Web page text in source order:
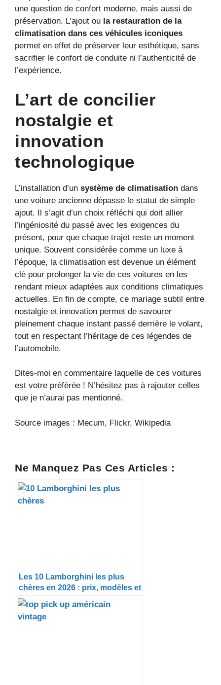
une question de confort moderne, mais aussi de
préservation. L’ajout ou la restauration de la
climatisation dans ces véhicules iconiques
permet en effet de préserver leur esthétique, sans
sacrifier le confort de conduite ni l’authenticité de
l’expérience.
L’art de concilier
nostalgie et
innovation
technologique
L’installation d’un système de climatisation dans
une voiture ancienne dépasse le statut de simple
ajout. Il s’agit d’un choix réfléchi qui doit allier
l’ingéniosité du passé avec les exigences du
présent, pour que chaque trajet reste un moment
unique. Souvent considérée comme un luxe à
l’époque, la climatisation est devenue un élément
clé pour prolonger la vie de ces voitures en les
rendant mieux adaptées aux conditions climatiques
actuelles. En fin de compte, ce mariage subtil entre
nostalgie et innovation permet de savourer
pleinement chaque instant passé derrière le volant,
tout en respectant l’héritage de ces légendes de
l’automobile.
Dites-moi en commentaire laquelle de ces voitures
est votre préférée ! N’hésitez pas à rajouter celles
que je n’aurai pas mentionné.
Source images : Mecum, Flickr, Wikipedia
Ne Manquez Pas Ces Articles :
Les 10 Lamborghini les plus
chères en 2026 : prix, modèles et
ce qui les rend si uniques